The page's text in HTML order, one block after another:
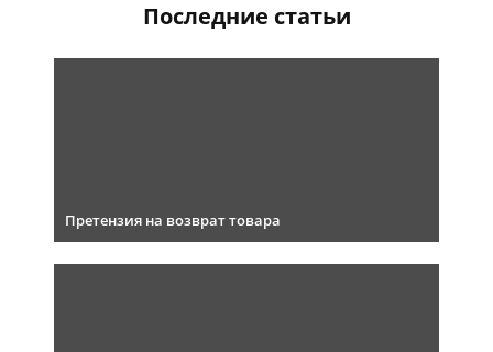
Последние статьи
Претензия на возврат товара